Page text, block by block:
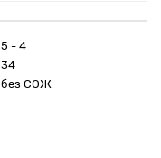
5 - 4
34
без СОЖ